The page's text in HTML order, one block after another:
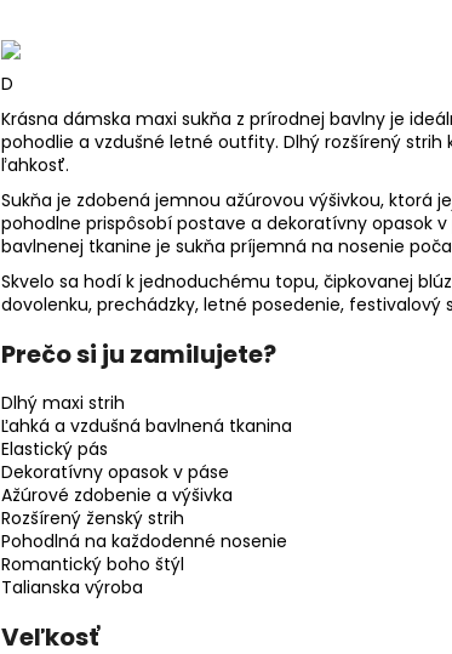
D
Krásna dámska maxi sukňa z prírodnej bavlny je
pohodlie a vzdušné letné outfity. Dlhý rozšírený
ľahkosť.
Sukňa je zdobená jemnou ažúrovou výšivkou, ktorá
pohodlne prispôsobí postave a dekoratívny opasok
bavlnenej tkanine je sukňa príjemná na nosenie
Skvelo sa hodí k jednoduchému topu, čipkovanej
dovolenku, prechádzky, letné posedenie, festivalový
Prečo si ju zamilujete?
Dlhý maxi strih
Ľahká a vzdušná bavlnená tkanina
Elastický pás
Dekoratívny opasok v páse
Ažúrové zdobenie a výšivka
Rozšírený ženský strih
Pohodlná na každodenné nosenie
Romantický boho štýl
Talianska výroba
Veľkosť